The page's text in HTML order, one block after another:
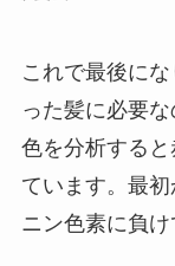
これで最後に
った髪に必要
色を分析する
ています。最
ニン色素に負け